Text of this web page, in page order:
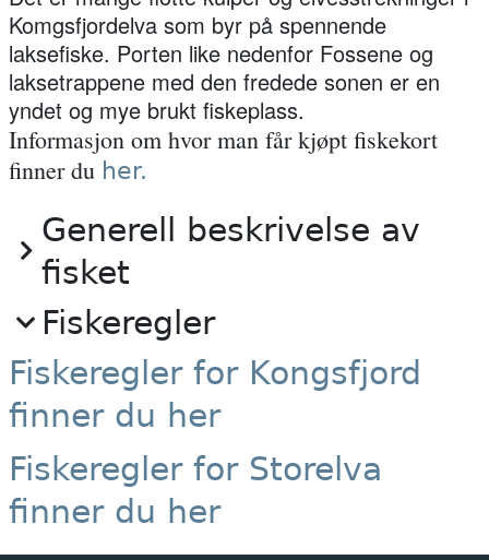
Komgsfjordelva som byr på spennende
laksefiske. Porten like nedenfor Fossene og
laksetrappene med den fredede sonen er en
yndet og mye brukt fiskeplass.
Informasjon om hvor man får kjøpt fiskekort
finner du her.
Generell beskrivelse av
fisket
Fiskeregler
Fiskeregler for Kongsfjord
finner du her
Fiskeregler for Storelva
finner du her